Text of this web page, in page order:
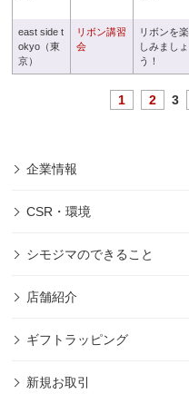
east side t
okyo（東
京）
リボン講習
会
リボンを楽
しみましょ
う！
1 2 3
企業情報
CSR・環境
シモジマのできること
店舗紹介
ギフトラッピング
新規お取引